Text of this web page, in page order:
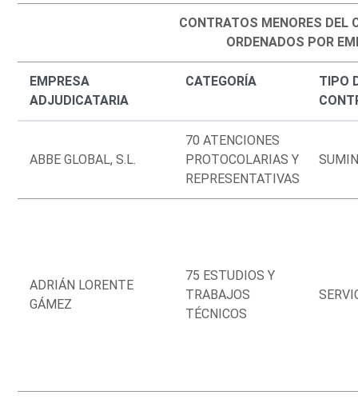
CONTRATOS MENORES DEL
ORDENADOS POR
EMPRESA
ADJUDICATARIA
CATEGORÍA
TIPO
ABBE GLOBAL, S.L.
70 ATENCIONES
PROTOCOLARIAS Y
REPRESENTATIVAS
ADRIÁN LORENTE
GÁMEZ
75 ESTUDIOS Y
TRABAJOS
TÉCNICOS